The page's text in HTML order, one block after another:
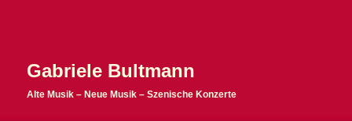
Gabriele Bultmann
Alte Musik – Neue Musik – Szenische Konzerte